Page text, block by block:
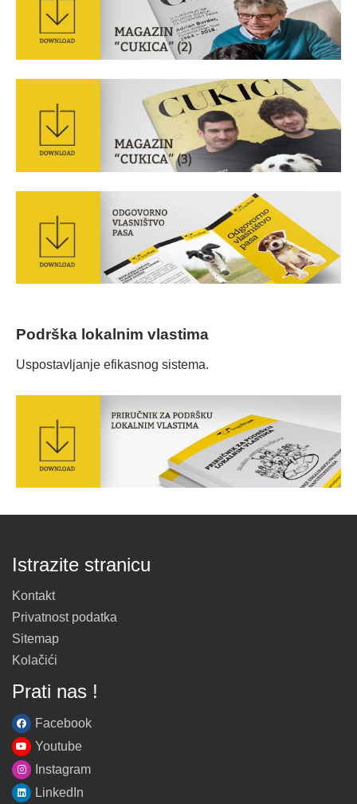
Podrška lokalnim vlastima
Uspostavljanje efikasnog sistema.
Istrazite stranicu
Kontakt
Privatnost podatka
Sitemap
Kolačići
Prati nas !
Facebook
Youtube
Instagram
LinkedIn